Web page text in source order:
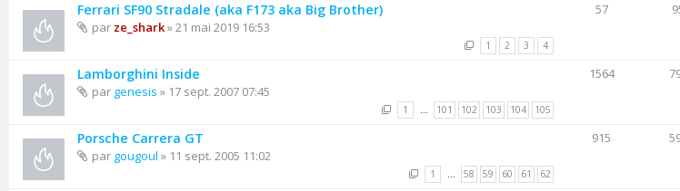
Ferrari SF90 Stradale (aka F173 aka Big Brother)
par ze_shark» 21 mai 2019 16:53
1 2 3 4
57
Lamborghini Inside
par genesis » 17 sept. 2007 07:45
1 … 101 102 103 104 105
1564
Porsche Carrera GT
par gougoul » 11 sept. 2005 11:02
1 … 58 59 60 61 62
915